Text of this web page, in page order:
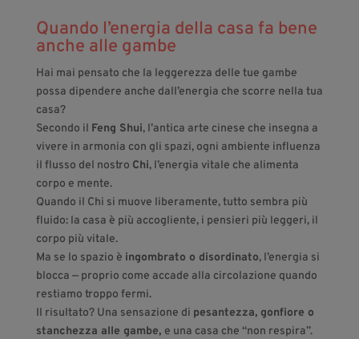
Quando l’energia della casa fa bene
anche alle gambe
Hai mai pensato che la leggerezza delle tue gambe
possa dipendere anche dall’energia che scorre nella tua
casa?
Secondo il Feng Shui, l’antica arte cinese che insegna a
vivere in armonia con gli spazi, ogni ambiente influenza
il flusso del nostro Chi, l’energia vitale che alimenta
corpo e mente.
Quando il Chi si muove liberamente, tutto sembra più
fluido: la casa è più accogliente, i pensieri più leggeri, il
corpo più vitale.
Ma se lo spazio è ingombrato o disordinato, l’energia si
blocca — proprio come accade alla circolazione quando
restiamo troppo fermi.
Il risultato? Una sensazione di pesantezza, gonfiore o
stanchezza alle gambe, e una casa che “non respira”.